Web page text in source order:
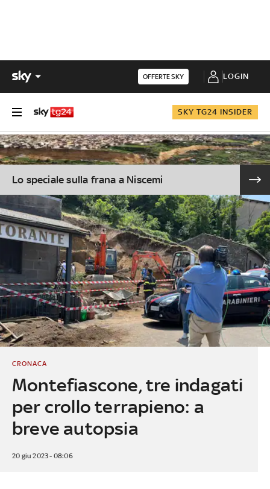
OFFERTE SKY LOGIN
SKY TG24 INSIDER
Lo speciale sulla frana a Niscemi
Montefiascone, tre indagati
per crollo terrapieno: a
breve autopsia
CRONACA
20 giu 2023 - 08:06